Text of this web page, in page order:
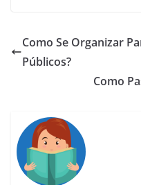
Como Se Organizar
Públicos?
Como